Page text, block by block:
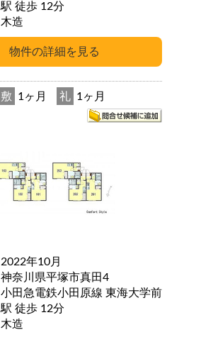
駅 徒歩 12分
木造
敷 1ヶ月 礼 1ヶ月
2022年10月
神奈川県平塚市真田4
小田急電鉄小田原線 東海大学前
駅 徒歩 12分
木造